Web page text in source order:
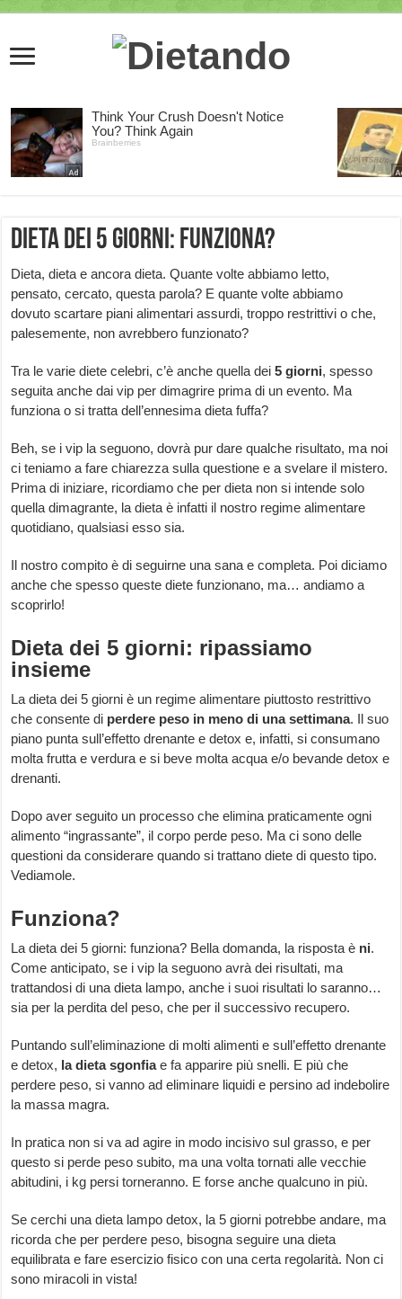
Dieta dei 5 giorni: funziona?
Dieta, dieta e ancora dieta. Quante volte abbiamo letto,
pensato, cercato, questa parola? E quante volte abbiamo
dovuto scartare piani alimentari assurdi, troppo restrittivi o che,
palesemente, non avrebbero funzionato?
Tra le varie diete celebri, c’è anche quella dei5 giorni, spesso
seguita anche dai vip per dimagrire prima di un evento. Ma
funziona o si tratta dell’ennesima dieta fuffa?
Beh, se i vip la seguono, dovrà pur dare qualche risultato, ma noi
ci teniamo a fare chiarezza sulla questione e a svelare il mistero.
Prima di iniziare, ricordiamo che per dieta non si intende solo
quella dimagrante, la dieta è infatti il nostro regime alimentare
quotidiano, qualsiasi esso sia.
Il nostro compito è di seguirne una sana e completa. Poi diciamo
anche che spesso queste diete funzionano, ma… andiamo a
scoprirlo!
Dieta dei 5 giorni: ripassiamo
insieme
La dieta dei 5 giorni è un regime alimentare piuttosto restrittivo
che consente di perdere peso in meno di una settimana. Il suo
piano punta sull’effetto drenante e detox e, infatti, si consumano
molta frutta e verdura e si beve molta acqua e/o bevande detox e
drenanti.
Dopo aver seguito un processo che elimina praticamente ogni
alimento “ingrassante”, il corpo perde peso. Ma ci sono delle
questioni da considerare quando si trattano diete di questo tipo.
Vediamole.
Funziona?
La dieta dei 5 giorni: funziona? Bella domanda, la risposta è ni.
Come anticipato, se i vip la seguono avrà dei risultati, ma
trattandosi di una dieta lampo, anche i suoi risultati lo saranno…
sia per la perdita del peso, che per il successivo recupero.
Puntando sull’eliminazione di molti alimenti e sull’effetto drenante
e detox, la dieta sgonfiae fa apparire più snelli. E più che
perdere peso, si vanno ad eliminare liquidi e persino ad indebolire
la massa magra.
In pratica non si va ad agire in modo incisivo sul grasso, e per
questo si perde peso subito, ma una volta tornati alle vecchie
abitudini, i kg persi torneranno. E forse anche qualcuno in più.
Se cerchi una dieta lampo detox, la 5 giorni potrebbe andare, ma
ricorda che per perdere peso, bisogna seguire una dieta
equilibrata e fare esercizio fisico con una certa regolarità. Non ci
sono miracoli in vista!